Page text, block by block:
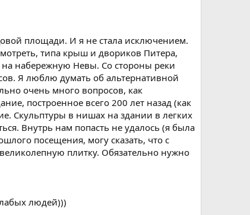
площади. И я не стала исключением.
типа крыш и двориков Питера,
набережную Невы. Со стороны реки
Я люблю думать об альтернативной
очень много вопросов, как
построенное всего 200 лет назад (как
Скульптуры в нишах на здании в легких
Внутрь нам попасть не удалось (я была
посещения, могу сказать, что с
плитку. Обязательно нужно
людей)))